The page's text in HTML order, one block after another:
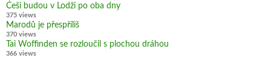
Češi budou v Lodži po oba dny
375 views
Marodů je přespříliš
370 views
Tai Woffinden se rozloučil s plochou dráhou
366 views